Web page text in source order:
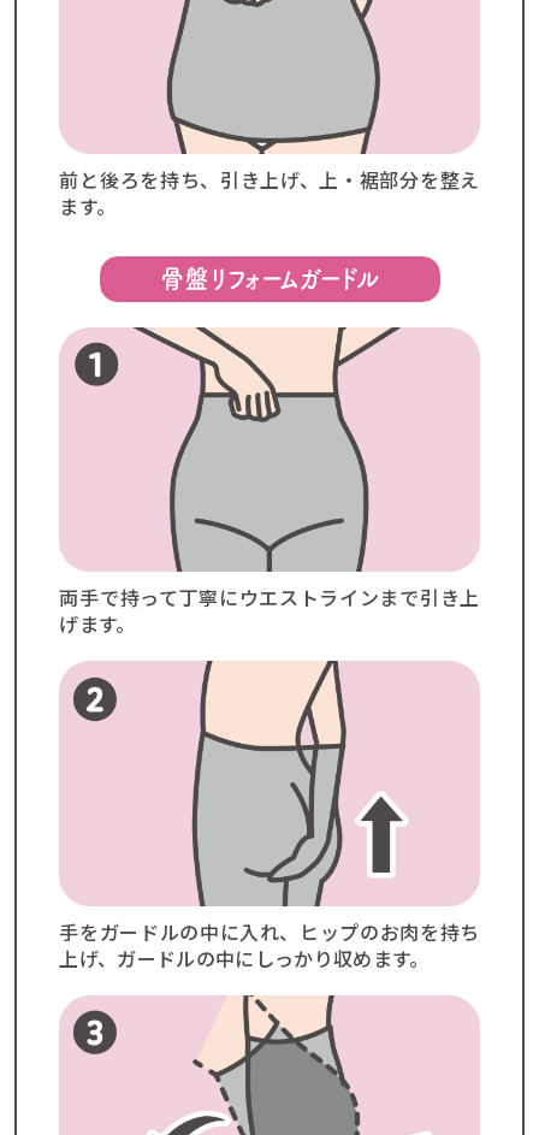
前と後ろを持ち、引き上げ、上・裾部分を整え
ます。
両手で持って丁寧にウエストラインまで引き上
げます。
手をガードルの中に入れ、ヒップのお肉を持ち
上げ、ガードルの中にしっかり収めます。